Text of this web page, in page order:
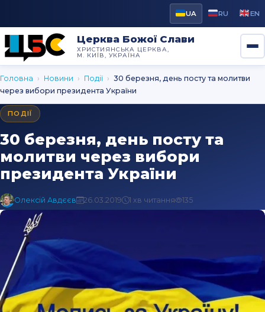
UA RU EN
Церква Божої Слави
ХРИСТИЯНСЬКА ЦЕРКВА,
М. КИЇВ, УКРАЇНА
Головна › Новини › Події › 30 березня, день посту та молитви
через вибори президента України
ПОДІЇ
30 березня, день посту та
молитви через вибори
президента України
Олексій Авдєєв 26.03.2019 1 хв читання 135